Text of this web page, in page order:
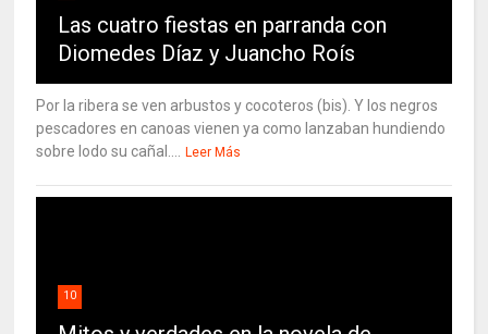
Las cuatro fiestas en parranda con
Diomedes Díaz y Juancho Roís
Por la ribera se ven arbustos y cocoteros (bis). Y los negros
pescadores en canoas vienen ya como lanzaban hundiendo
sobre lodo su cañal....
Leer Más
10